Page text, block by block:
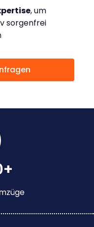
, um
sorgenfrei